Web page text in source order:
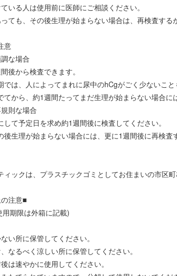
いる人は使用前に医師にご相談ください。
ても、その後生理が始まらない場合は、再検査する
意
な場合
後から検査できます。
では、人によってまれに尿中のhCgがごく少ないこ
てから、約1週間たってまだ生理が始まらない場合に
則な場合
て予定日を求め約1週間後に検査してください。
後生理が始まらない場合には、更に1週間後に再検査
ィックは、プラスチックゴミとしてお住まいの市区
注意■
期限は外箱に記載)
い所に保管してください。
なるべく涼しい所に保管してください。
は速やかに使用してください。